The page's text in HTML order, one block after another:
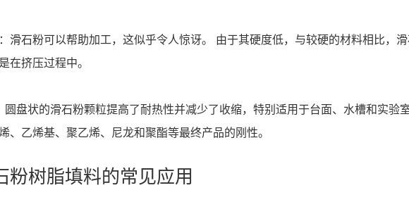
滑石粉可以帮助加工，这似乎令人惊讶。 由于其硬度低，与较硬的材料相比，
在挤压过程中。
圆盘状的滑石粉颗粒提高了耐热性并减少了收缩，特别适用于台面、水槽和实验
、乙烯基、聚乙烯、尼龙和聚酯等最终产品的刚性。
粉树脂填料的常见应用